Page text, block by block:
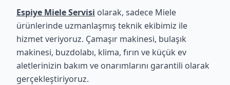
Espiye Miele Servisi olarak, sadece Miele
ürünlerinde uzmanlaşmış teknik ekibimiz ile
hizmet veriyoruz. Çamaşır makinesi, bulaşık
makinesi, buzdolabı, klima, fırın ve küçük ev
aletlerinizin bakım ve onarımlarını garantili olarak
gerçekleştiriyoruz.